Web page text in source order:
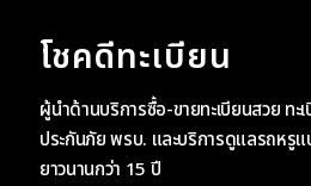
โชคดีทะเบียน
ผู้นำด้านบริการซื้อ-ขายทะเบียนสวย ท
ประกันภัย พรบ. และบริการดูแลรถหรู
ยาวนานกว่า 15 ปี